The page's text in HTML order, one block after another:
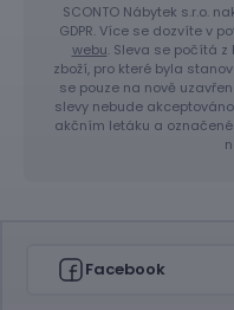
SCONTO Nábytek s.r.o.
GDPR. Více se dozvíte v
webu. Sleva se počítá z
zboží, pro které byla
se pouze na nově
slevy nebude
akčním letáku a
Facebook